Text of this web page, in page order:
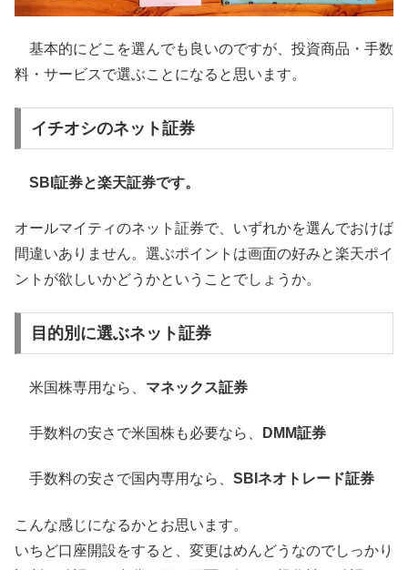
基本的にどこを選んでも良いのですが、投資商品・手数
料・サービスで選ぶことになると思います。
イチオシのネット証券
SBI証券と楽天証券です。
オールマイティのネット証券で、いずれかを選んでおけば
間違いありません。選ぶポイントは画面の好みと楽天ポイ
ントが欲しいかどうかということでしょうか。
目的別に選ぶネット証券
米国株専用なら、 マネックス証券
手数料の安さで米国株も必要なら、 DMM証券
手数料の安さで国内専用なら、 SBIネオトレード証券
こんな感じになるかとお思います。
いちど口座開設をすると、変更はめんどうなのでしっかり